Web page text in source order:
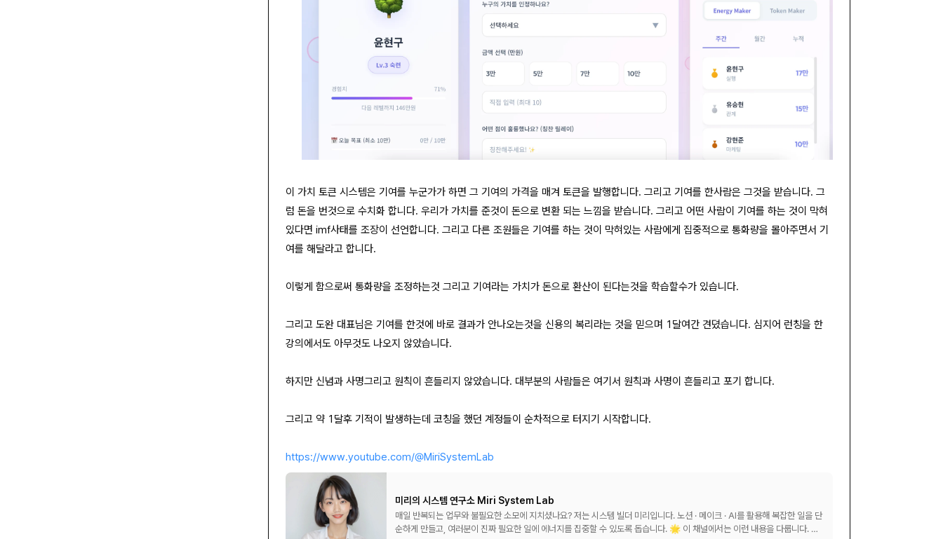
이 가치 토큰 시스템은 기여를 누군가가 하면 그 기여의 가격을 매겨 토큰을 발행합니다. 그리고 기여를 한사람은 그것을 받습니다. 그
럼 돈을 번것으로 수치화 합니다. 우리가 가치를 준것이 돈으로 변환 되는 느낌을 받습니다. 그리고 어떤 사람이 기여를 하는 것이 막혀
있다면 imf사태를 조장이 선언합니다. 그리고 다른 조원들은 기여를 하는 것이 막혀있는 사람에게 집중적으로 통화량을 몰아주면서 기
여를 해달라고 합니다.
이렇게 함으로써 통화량을 조정하는것 그리고 기여라는 가치가 돈으로 환산이 된다는것을 학습할수가 있습니다.
그리고 도완 대표님은 기여를 한것에 바로 결과가 안나오는것을 신용의 복리라는 것을 믿으며 1달여간 견뎠습니다. 심지어 런칭을 한
강의에서도 아무것도 나오지 않았습니다.
하지만 신념과 사명그리고 원칙이 흔들리지 않았습니다. 대부분의 사람들은 여기서 원칙과 사명이 흔들리고 포기 합니다.
그리고 약 1달후 기적이 발생하는데 코칭을 했던 계정들이 순차적으로 터지기 시작합니다.
https://www.youtube.com/@MiriSystemLab
미리의 시스템 연구소 Miri System Lab
매일 반복되는 업무와 불필요한 소모에 지치셨나요? 저는 시스템 빌더 미리입니다. 노션 · 메이크 · AI를 활용해 복잡한 일을 단
순하게 만들고, 여러분이 진짜 필요한 일에 에너지를 집중할 수 있도록 돕습니다. 🌟 이 채널에서는 이런 내용을 다룹니다. ✅